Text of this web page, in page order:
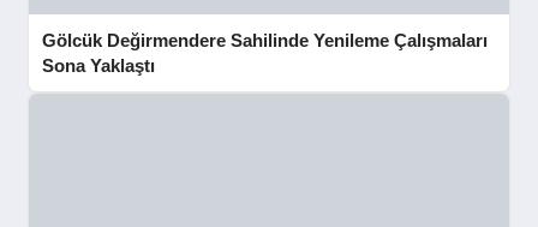
Gölcük Değirmendere Sahilinde Yenileme Çalışmaları
Sona Yaklaştı